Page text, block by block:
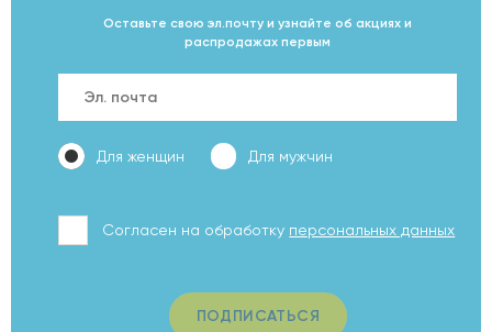
Оставьте свою эл.почту и узнайте об акциях и
распродажах первым
Для женщин Для мужчин
Согласен на обработку персональных данных
ПОДПИСАТЬСЯ